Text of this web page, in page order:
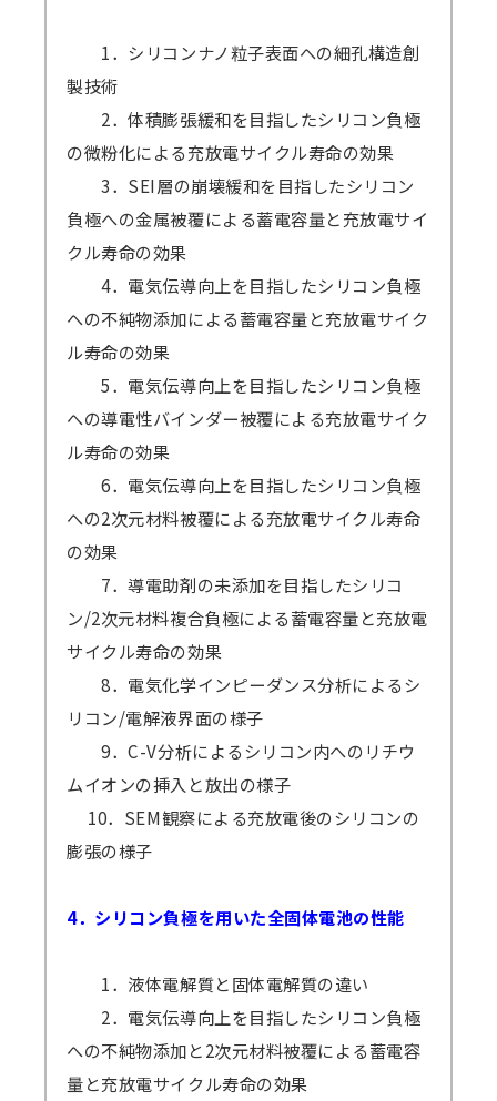
1．シリコンナノ粒子表面への細孔構造創
製技術
2．体積膨張緩和を目指したシリコン負極
の微粉化による充放電サイクル寿命の効果
3．SEI層の崩壊緩和を目指したシリコン
負極への金属被覆による蓄電容量と充放電サイ
クル寿命の効果
4．電気伝導向上を目指したシリコン負極
への不純物添加による蓄電容量と充放電サイク
ル寿命の効果
5．電気伝導向上を目指したシリコン負極
への導電性バインダー被覆による充放電サイク
ル寿命の効果
6．電気伝導向上を目指したシリコン負極
への2次元材料被覆による充放電サイクル寿命
の効果
7．導電助剤の未添加を目指したシリコ
ン/2次元材料複合負極による蓄電容量と充放電
サイクル寿命の効果
8．電気化学インピーダンス分析によるシ
リコン/電解液界面の様子
9．C-V分析によるシリコン内へのリチウ
ムイオンの挿入と放出の様子
10．SEM観察による充放電後のシリコンの
膨張の様子
4．シリコン負極を用いた全固体電池の性能
1．液体電解質と固体電解質の違い
2．電気伝導向上を目指したシリコン負極
への不純物添加と2次元材料被覆による蓄電容
量と充放電サイクル寿命の効果